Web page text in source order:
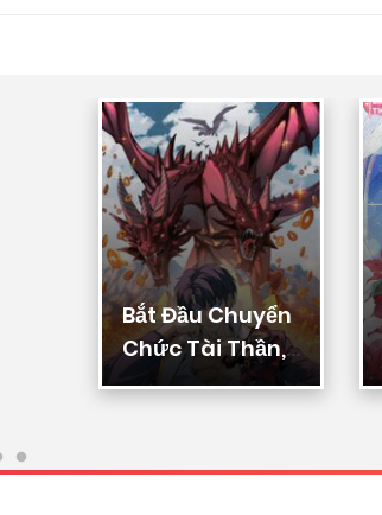
Bắt Đầu Chuyển
Chức Tài Thần,
Ta Chuyển Hóa